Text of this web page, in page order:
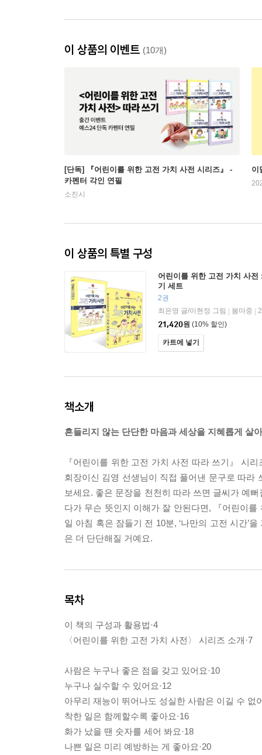
이 상품의 이벤트 (10개)
[단독] 『어린이를 위한 고전 가치 사전 시리즈』 -
카펜터 각인 연필
소진시
이
이 상품의 특별 구성
어린이를 위한 고전 가치 사전
기 세트
2권
최은영 글/이현정 그림
봄마중
21,420원 (10% 할인)
카트에 넣기
책소개
흔들리지 않는 단단한 마음과 세상을 지혜롭게 살
『어린이를 위한 고전 가치 사전 따라 쓰기』 시
회장이신 김영 선생님이 직접 풀어낸 문구로 따라
보세요. 좋은 문장을 천천히 따라 쓰면 글씨가 예
다가 무슨 뜻인지 이해가 잘 안된다면, 『어린이
일 아침 혹은 잠들기 전 10분, ‘나만의 고전 시간’
은 더 단단해질 거예요.
목차
이 책의 구성과 활용법·4
〈어린이를 위한 고전 가치 사전〉 시리즈 소개·7
사람은 누구나 좋은 점을 갖고 있어요·10
누구나 실수할 수 있어요·12
아무리 재능이 뛰어나도 성실한 사람은 이길 수 없
착한 일은 함께할수록 좋아요·16
화가 났을 땐 숫자를 세어 봐요·18
나쁜 일은 미리 예방하는 게 좋아요·20